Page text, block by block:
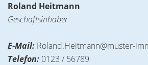
Roland Heitmann
Geschäftsinhaber
E-Mail: Roland.Heitmann@muster-
Telefon: 0123 / 56789